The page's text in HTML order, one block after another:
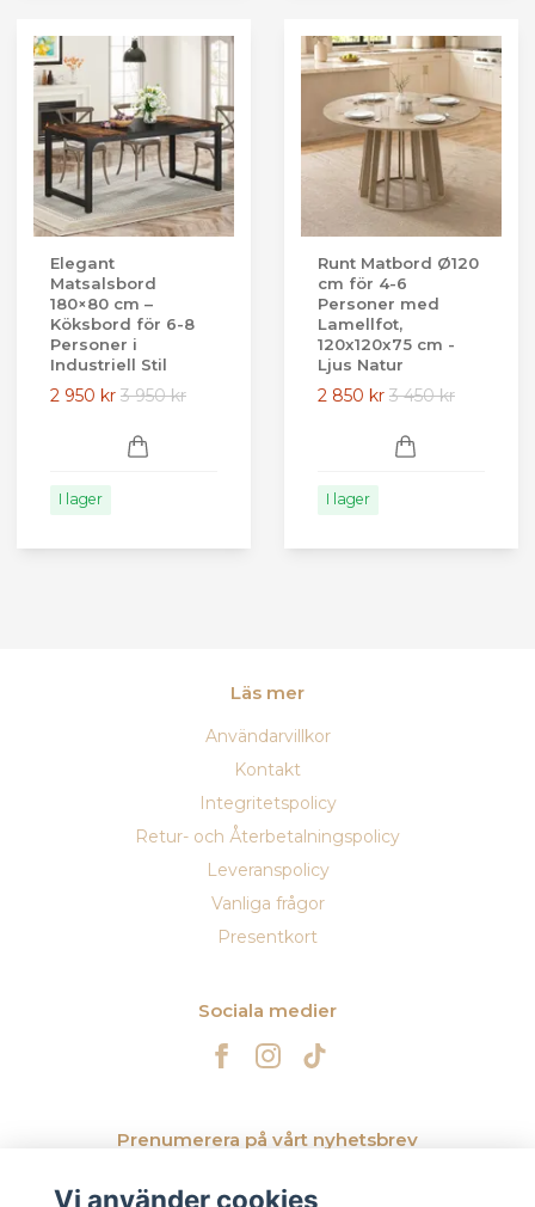
Elegant
Matsalsbord
180×80 cm –
Köksbord för 6-8
Personer i
Industriell Stil
2 950 kr 3 950 kr
I lager
Runt Matbord Ø120
cm för 4-6
Personer med
Lamellfot,
120x120x75 cm -
Ljus Natur
2 850 kr 3 450 kr
I lager
Läs mer
Användarvillkor
Kontakt
Integritetspolicy
Retur- och Återbetalningspolicy
Leveranspolicy
Vanliga frågor
Presentkort
Sociala medier
Prenumerera på vårt nyhetsbrev
Vi använder cookies